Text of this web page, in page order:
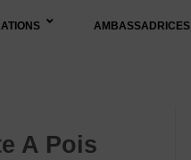
AMBASSADRICES
A Pois